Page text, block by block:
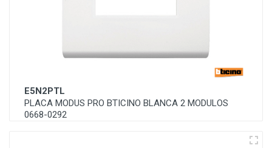
E5N2PTL
PLACA MODUS PRO BTICINO BLANCA 2 MODULOS
0668-0292